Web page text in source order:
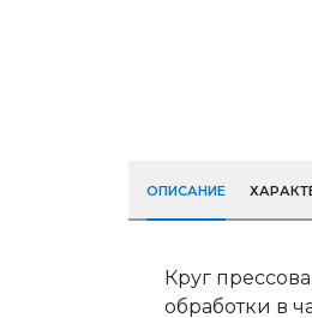
ОПИСАНИЕ
Круг
обработки в